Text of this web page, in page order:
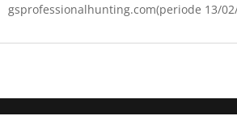
gsprofessionalhunting.com(periode 13/